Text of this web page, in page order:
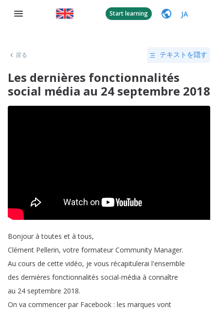
Start learning JA
戻る テキストを隠す
Les dernières fonctionnalités
social média au 24 septembre 2018
Bonjour à toutes et à tous,
Clément Pellerin, votre formateur Community Manager.
Au cours de cette vidéo, je vous récapitulerai l'ensemble
des dernières fonctionnalités social-média à connaître
au 24 septembre 2018.
On va commencer par Facebook : les marques vont